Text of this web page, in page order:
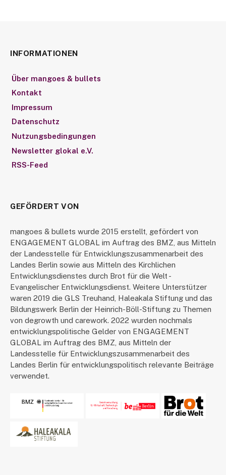
INFORMATIONEN
Über mangoes & bullets
Kontakt
Impressum
Datenschutz
Nutzungsbedingungen
Newsletter glokal e.V.
RSS-Feed
GEFÖRDERT VON
mangoes & bullets wurde 2015 erstellt, gefördert von
ENGAGEMENT GLOBAL im Auftrag des BMZ, aus Mitteln
der Landesstelle für Entwicklungszusammenarbeit des
Landes Berlin sowie aus Mitteln des Kirchlichen
Entwicklungsdienstes durch Brot für die Welt -
Evangelischer Entwicklungsdienst. Weitere Unterstützer
waren 2019 die GLS Treuhand, Haleakala Stiftung und das
Bildungswerk Berlin der Heinrich-Böll-Stiftung zu Themen
von degrowth und carework. 2022 wurden nochmals
entwicklungspolitische Gelder von ENGAGEMENT
GLOBAL im Auftrag des BMZ, aus Mitteln der
Landesstelle für Entwicklungszusammenarbeit des
Landes Berlin für entwicklungspolitisch relevante Beiträge
verwendet.